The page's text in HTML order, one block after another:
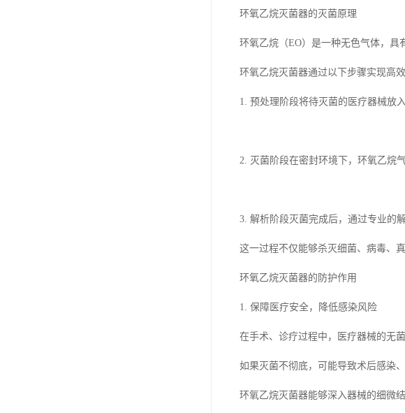
环氧乙烷灭菌器的灭菌原理
环氧乙烷（EO）是一种无色气体，具
环氧乙烷灭菌器通过以下步骤实现高效
1. 预处理阶段将待灭菌的医疗器械放
2. 灭菌阶段在密封环境下，环氧乙烷
3. 解析阶段灭菌完成后，通过专业的
这一过程不仅能够杀灭细菌、病毒、
环氧乙烷灭菌器的防护作用
1. 保障医疗安全，降低感染风险
在手术、诊疗过程中，医疗器械的无
如果灭菌不彻底，可能导致术后感染
环氧乙烷灭菌器能够深入器械的细微